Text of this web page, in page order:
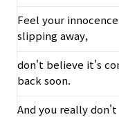
Feel your innocence
slipping away,
don't believe it's
back soon.
And you really don't